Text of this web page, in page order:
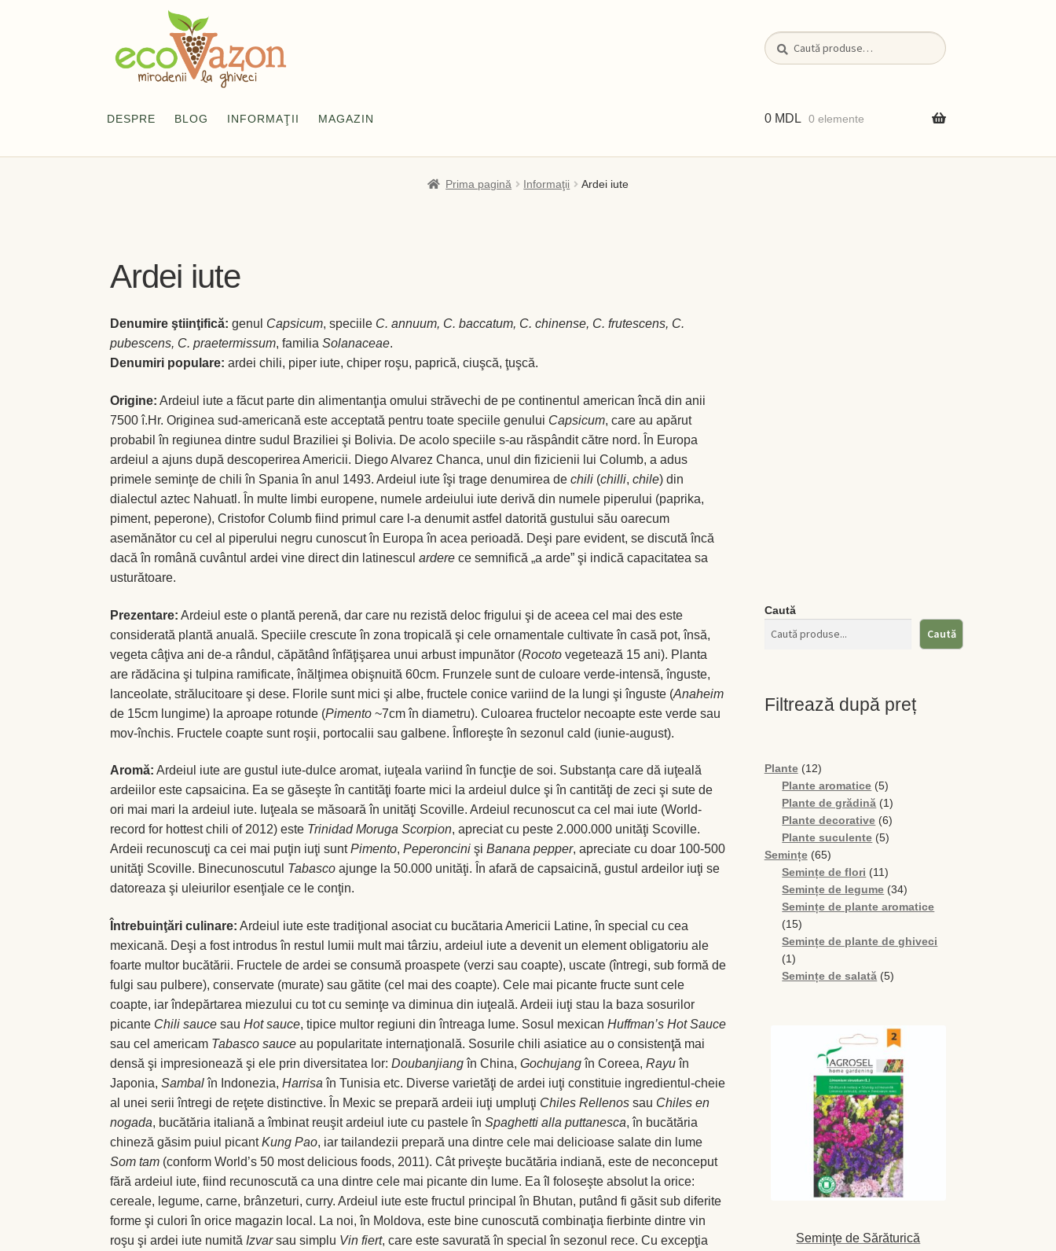
Sari
Sari
Caută
după:
Caută
DESPRE BLOG INFORMAŢII MAGAZIN
Prima paginăBlog Checkout Contact Contul meu Coș Despre Despre noi OLD Home Home Informaţii
0 MDL 0 elemente
Prima pagină Informaţii Ardei iute
Ardei iute
Denumire ştiinţifică: genul Capsicum, speciile C. annuum, C. baccatum, C. chinense, C. frutescens, C.
pubescens, C. praetermissum, familiaSolanaceae.
Denumiri populare: ardei chili, piper iute, chiper roşu, paprică, ciuşcă, ţuşcă.
Origine: Ardeiul iute a făcut parte din alimentanţia omului străvechi de pe continentul american încă din anii
7500 î.Hr. Originea sud-americană este acceptată pentru toate speciile genului Capsicum, care au apărut
probabil în regiunea dintre sudul Braziliei şi Bolivia. De acolo speciile s-au răspândit către nord. În Europa
ardeiul a ajuns după descoperirea Americii. Diego Alvarez Chanca, unul din fizicienii lui Columb, a adus
primele seminţe de chili în Spania în anul 1493. Ardeiul iute îşi trage denumirea dechili (chilli,chile) din
dialectul aztec Nahuatl. În multe limbi europene, numele ardeiului iute derivă din numele piperului (paprika,
piment, peperone), Cristofor Columb fiind primul care l-a denumit astfel datorită gustului său oarecum
asemănător cu cel al piperului negru cunoscut în Europa în acea perioadă. Deşi pare evident, se discută încă
dacă în română cuvântul ardei vine direct din latinesculardere ce semnifică „a arde” şi indică capacitatea sa
usturătoare.
Prezentare: Ardeiul este o plantă perenă, dar care nu rezistă deloc frigului şi de aceea cel mai des este
considerată plantă anuală. Speciile crescute în zona tropicală şi cele ornamentale cultivate în casă pot, însă,
vegeta câţiva ani de-a rândul, căpătând înfăţişarea unui arbust impunător (Rocoto vegetează 15 ani). Planta
are rădăcina şi tulpina ramificate, înălţimea obişnuită 60cm. Frunzele sunt de culoare verde-intensă, înguste,
lanceolate, strălucitoare şi dese. Florile sunt mici şi albe, fructele conice variind de la lungi şi înguste (Anaheim
de 15cm lungime) la aproape rotunde (Pimento ~7cm în diametru). Culoarea fructelor necoapte este verde sau
mov-închis. Fructele coapte sunt roşii, portocalii sau galbene. Înfloreşte în sezonul cald (iunie-august).
Aromă: Ardeiul iute are gustul iute-dulce aromat, iuţeala variind în funcţie de soi. Substanţa care dă iuţeală
ardeiilor este capsaicina. Ea se găseşte în cantităţi foarte mici la ardeiul dulce şi în cantităţi de zeci şi sute de
ori mai mari la ardeiul iute. Iuţeala se măsoară în unităţi Scoville. Ardeiul recunoscut ca cel mai iute (World-
record for hottest chili of 2012) este Trinidad Moruga Scorpion, apreciat cu peste 2.000.000 unităţi Scoville.
Ardeii recunoscuţi ca cei mai puţin iuţi suntPimento,Peperoncini şiBanana pepper, apreciate cu doar 100-500
unităţi Scoville. Binecunoscutul Tabasco ajunge la 50.000 unităţi. În afară de capsaicină, gustul ardeilor iuţi se
datoreaza şi uleiurilor esenţiale ce le conţin.
Întrebuinţări culinare: Ardeiul iute este tradiţional asociat cu bucătaria Americii Latine, în special cu cea
mexicană. Deşi a fost introdus în restul lumii mult mai târziu, ardeiul iute a devenit un element obligatoriu ale
foarte multor bucătării. Fructele de ardei se consumă proaspete (verzi sau coapte), uscate (întregi, sub formă de
fulgi sau pulbere), conservate (murate) sau gătite (cel mai des coapte). Cele mai picante fructe sunt cele
coapte, iar îndepărtarea miezului cu tot cu seminţe va diminua din iuţeală. Ardeii iuţi stau la baza sosurilor
picante Chili sauce sauHot sauce, tipice multor regiuni din întreaga lume. Sosul mexicanHuffman’s Hot Sauce
sau cel americam Tabasco sauce au popularitate internaţională. Sosurile chili asiatice au o consistenţă mai
densă şi impresionează şi ele prin diversitatea lor:Doubanjiangîn China,Gochujangîn Coreea,Rayuîn
Japonia,Sambalîn Indonezia,Harrisa în Tunisia etc. Diverse varietăţi de ardei iuţi constituie ingredientul-cheie
al unei serii întregi de reţete distinctive. În Mexic se prepară ardeii iuţi umpluţi Chiles Rellenos sau Chiles en
nogada, bucătăria italiană a îmbinat reuşit ardeiul iute cu pastele înSpaghetti alla puttanesca, în bucătăria
chineză găsim puiul picantKung Pao, iar tailandezii prepară una dintre cele mai delicioase salate din lume
Som tam (conform World’s 50 most delicious foods, 2011). Cât priveşte bucătăria indiană, este de neconceput
fără ardeiul iute, fiind recunoscută ca una dintre cele mai picante din lume. Ea îl foloseşte absolut la orice:
cereale, legume, carne, brânzeturi, curry. Ardeiul iute este fructul principal în Bhutan, putând fi găsit sub diferite
forme şi culori în orice magazin local. La noi, în Moldova, este bine cunoscută combinaţia fierbinte dintre vin
roşu şi ardei iute numită Izvarsau simplu Vin fiert, care este savurată în special în sezonul rece. Cu excepţia
Caută
Caută
Filtrează după preț
Plante 1212
produse
Plante aromatice 55
produse
Plante de grădină 11
produs
Plante decorative 66
produse
Plante suculente 55
Semințe 6565
de
produse
Semințe de flori 1111
produse
Semințe de legume 3434
de
Semințe de plante aromatice
1515
produse
Semințe de plante de ghiveci
11
produs
Semințe de salată 55
Seminţe de Sărăturică